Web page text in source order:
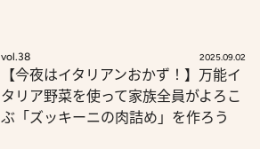
vol.38 2025.09.02
【今夜はイタリアンおかず！】万能イ
タリア野菜を使って家族全員がよろこ
ぶ「ズッキーニの肉詰め」を作ろう